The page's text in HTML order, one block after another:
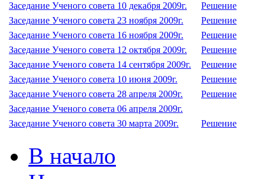
Заседание Ученого совета 10 декабря 2009г.
Решение
Заседание Ученого совета 23 ноября 2009г.
Решение
Заседание Ученого совета 16 ноября 2009г.
Решение
Заседание Ученого совета 12 октября 2009г.
Решение
Заседание Ученого совета 14 сентября 2009г.
Решение
Заседание Ученого совета 10 июня 2009г.
Решение
Заседание Ученого совета 28 апреля 2009г.
Решение
Заседание Ученого совета 06 апреля 2009г.
Заседание Ученого совета 30 марта 2009г.
Решение
В начало